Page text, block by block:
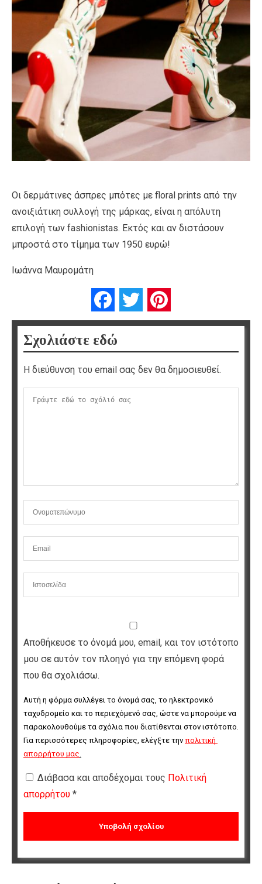
Οι δερμάτινες άσπρες μπότες με floral prints από την
ανοιξιάτικη συλλογή της μάρκας, είναι η απόλυτη
επιλογή των fashionistas. Εκτός και αν διστάσουν
μπροστά στο τίμημα των 1950 ευρώ!
Ιωάννα Μαυρομάτη
FacebookTwitter
Σχολιάστε εδώ
Η διεύθυνση του email σας δεν θα δημοσιευθεί.
Αποθήκευσε το όνομά μου, email, και τον ιστότοπο
μου σε αυτόν τον πλοηγό για την επόμενη φορά
που θα σχολιάσω.
Αυτή η φόρμα συλλέγει το όνομά σας, το ηλεκτρονικό
ταχυδρομείο και το περιεχόμενό σας, ώστε να μπορούμε να
παρακολουθούμε τα σχόλια που διατίθενται στον ιστότοπο.
Για περισσότερες πληροφορίες, ελέγξτε την πολιτική
απορρήτου μας
Διάβασα και αποδέχομαι τους Πολιτική
απορρήτου *